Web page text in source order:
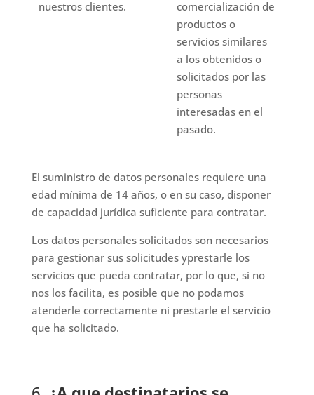
nuestros clientes.
comercialización de
productos o
servicios similares
a los obtenidos o
solicitados por las
personas
interesadas en el
pasado.
El suministro de datos personales requiere una
edad mínima de 14 años, o en su caso, disponer
de capacidad jurídica suficiente para contratar.
Los datos personales solicitados son necesarios
para gestionar sus solicitudes yprestarle los
servicios que pueda contratar, por lo que, si no
nos los facilita, es posible que no podamos
atenderle correctamente ni prestarle el servicio
que ha solicitado.